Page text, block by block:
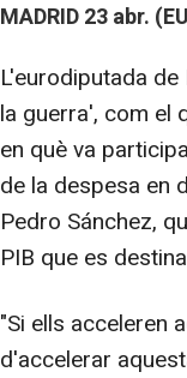
MADRID 23 abr.
L'eurodiputada
la guerra', com el
en què va
de la despesa en
Pedro Sánchez,
PIB que es
"Si ells acceleren
d'accelerar